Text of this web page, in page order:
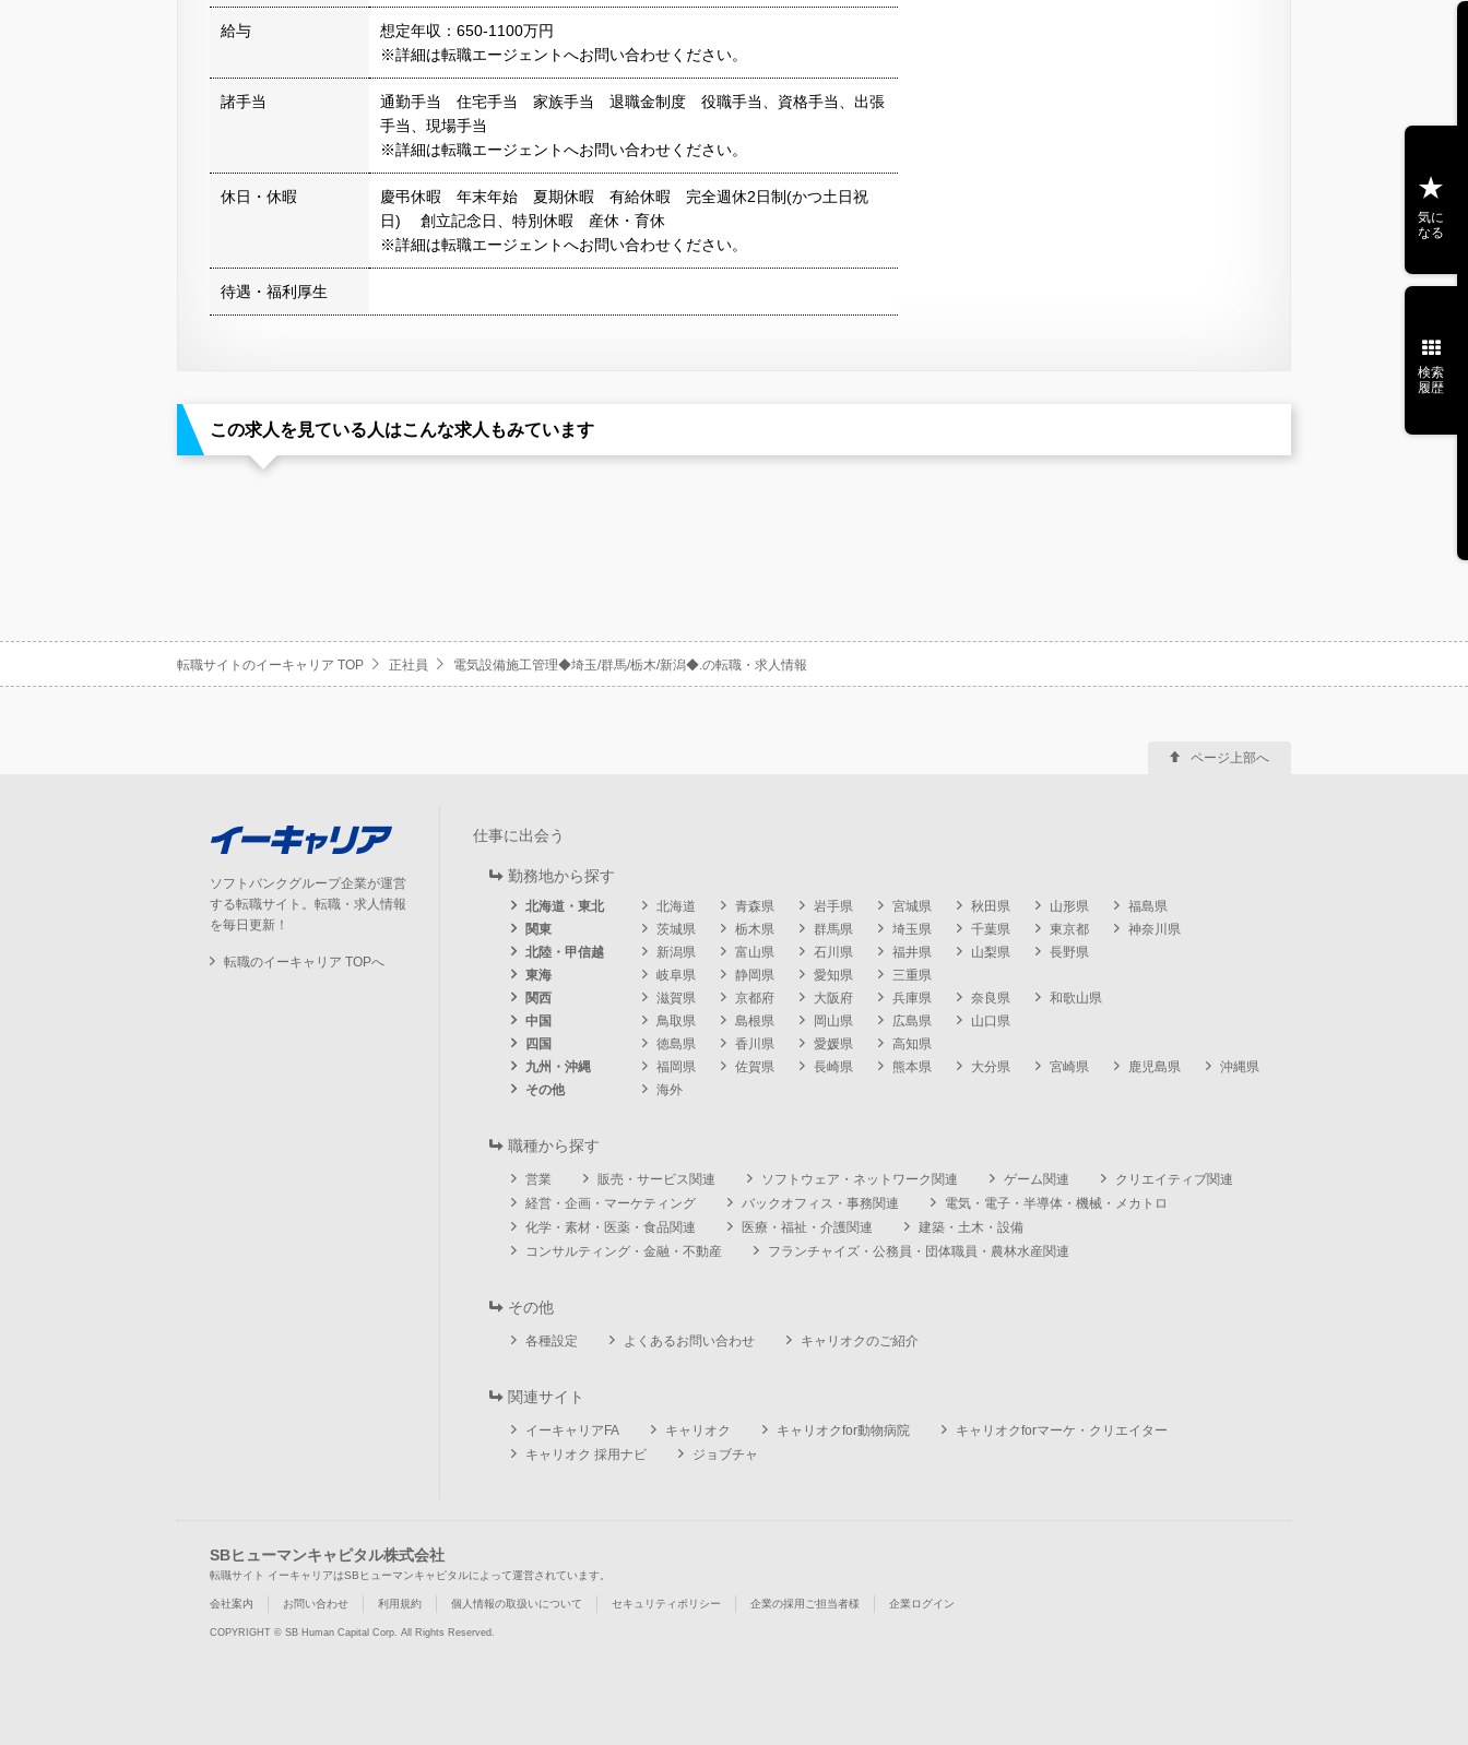
給与
想定年収：650-1100万円
※詳細は転職エージェントへお問い合わせください。
諸手当
通勤手当 住宅手当 家族手当 退職金制度 役職手当、資格手当、出張
手当、現場手当
※詳細は転職エージェントへお問い合わせください。
休日・休暇
慶弔休暇 年末年始 夏期休暇 有給休暇 完全週休2日制(かつ土日祝
日) 創立記念日、特別休暇 産休・育休
※詳細は転職エージェントへお問い合わせください。
待遇・福利厚生
この求人を見ている人はこんな求人もみています
転職サイトのイーキャリア TOP 正社員 電気設備施工管理◆埼玉/群馬/栃木/新潟◆.の転職・求人情報
気に
なる
検索
履歴
ソフトバンクグループ企業が運営
する転職サイト。転職・求人情報
を毎日更新！
転職のイーキャリア TOPへ
仕事に出会う
勤務地から探す
北海道・東北 北海道 青森県 岩手県 宮城県 秋田県 山形県
福島県
関東
茨城県 栃木県 群馬県 埼玉県 千葉県 東京都
神奈川県
北陸・甲信越
新潟県 富山県 石川県 福井県 山梨県
長野県
東海
岐阜県 静岡県 愛知県
三重県
関西
滋賀県 京都府 大阪府 兵庫県 奈良県
和歌山県
中国
鳥取県 島根県 岡山県 広島県
山口県
四国
徳島県 香川県 愛媛県
高知県
九州・沖縄
福岡県 佐賀県 長崎県 熊本県 大分県 宮崎県 鹿児島県
沖縄県
その他
海外
職種から探す
営業 販売・サービス関連 ソフトウェア・ネットワーク関連 ゲーム関連
クリエイティブ関連
経営・企画・マーケティング
バックオフィス・事務関連
電気・電子・半導体・機械・メカトロ
化学・素材・医薬・食品関連
医療・福祉・介護関連
建築・土木・設備
コンサルティング・金融・不動産
フランチャイズ・公務員・団体職員・農林水産関連
その他
各種設定 よくあるお問い合わせ キャリオクのご紹介
関連サイト
イーキャリアFA キャリオク キャリオクfor動物病院
キャリオクforマーケ・クリエイター
キャリオク 採用ナビ
ジョブチャ
SBヒューマンキャピタル株式会社
転職サイト イーキャリアはSBヒューマンキャピタルによって運営されています。
会社案内 お問い合わせ 利用規約 個人情報の取扱いについて セキュリティポリシー 企業の採用ご担当者様 企業ログイン
COPYRIGHT © SB Human Capital Corp. All Rights Reserved.
ページ上部へ